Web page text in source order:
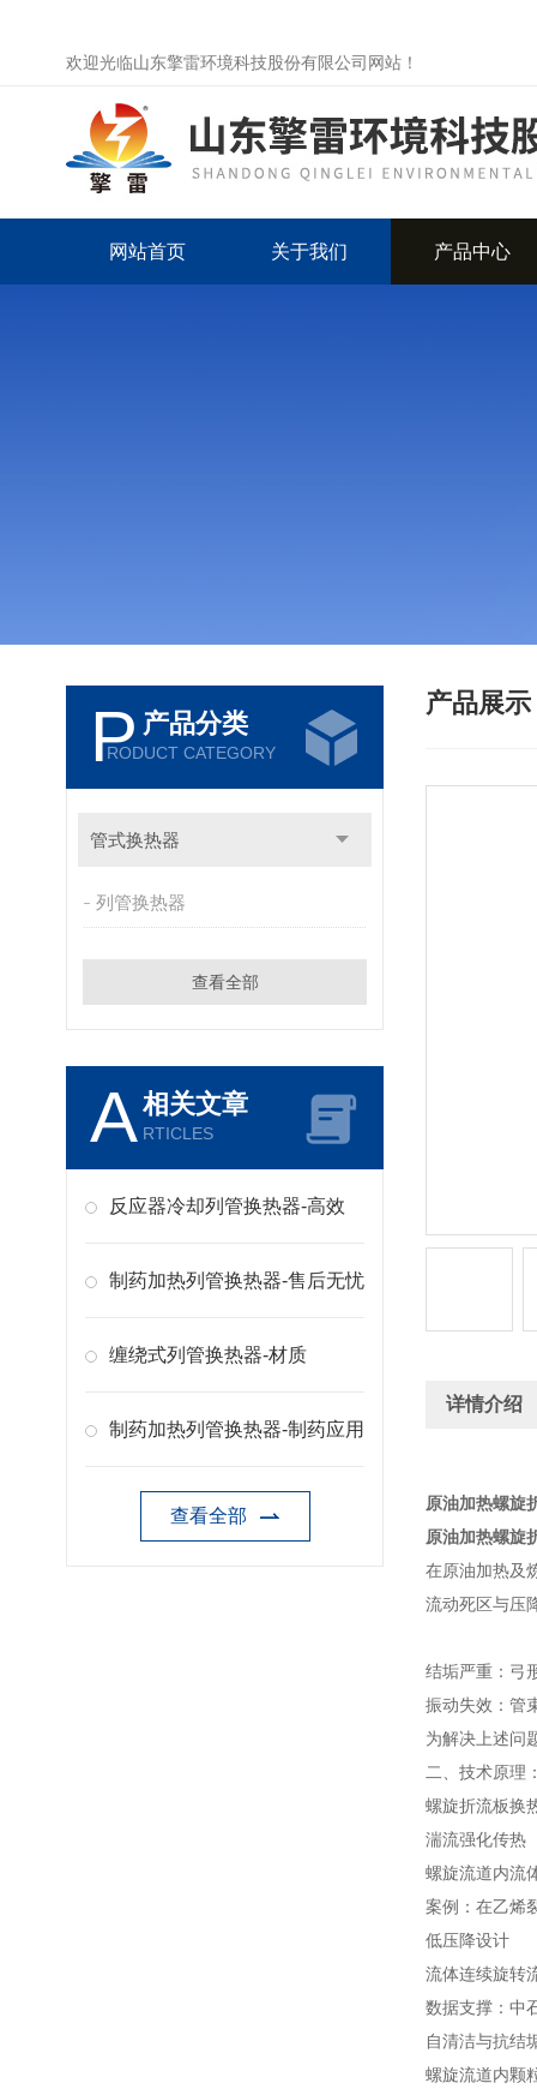
欢迎光临山东擎雷环境科技股份有限公司网站！
网站首页 关于我们 产品中心
P 产品分类
RODUCT CATEGORY
管式换热器
列管换热器
查看全部
A相关文章
RTICLES
反应器冷却列管换热器-高效
制药加热列管换热器-售后无忧
缠绕式列管换热器-材质
制药加热列管换热器-制药应用
查看全部
产品展示
详情介绍
原油加热螺旋
原油加热螺旋
在原油加热及
流动死区与压
结垢严重：弓
振动失效：管
为解决上述问
二、技术原理
螺旋折流板换
湍流强化传热
螺旋流道内流
案例：在乙烯
低压降设计
流体连续旋转
数据支撑：中
自清洁与抗结
螺旋流道内颗